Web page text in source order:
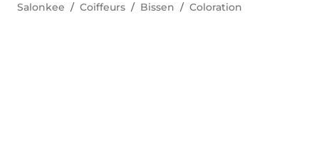
Salonkee Coiffeurs Bissen Coloration